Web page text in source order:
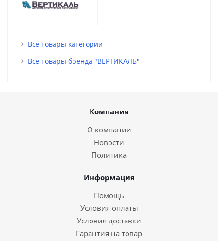
Все товары категории
Все товары бренда "ВЕРТИКАЛЬ"
Компания
О компании
Новости
Политика
Информация
Помощь
Условия оплаты
Условия доставки
Гарантия на товар